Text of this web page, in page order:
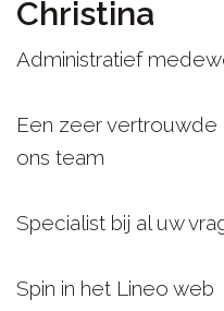
Christina
Administratief
Een zeer vertrouwde
ons team
Specialist bij al uw
Spin in het Lineo web